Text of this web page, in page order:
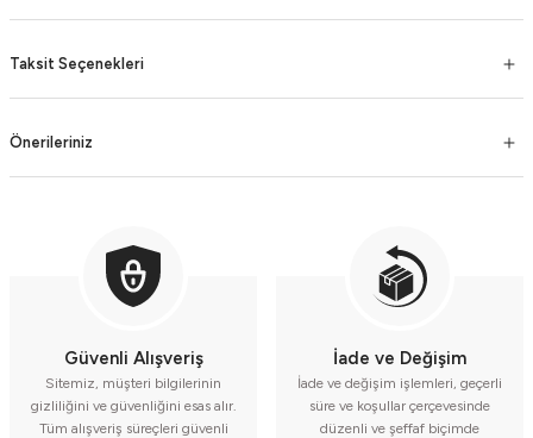
Taksit Seçenekleri
Önerileriniz
Güvenli Alışveriş
Sitemiz, müşteri bilgilerinin
gizliliğini ve güvenliğini esas alır.
Tüm alışveriş süreçleri güvenli
İade ve Değişim
İade ve değişim işlemleri, geçerli
süre ve koşullar çerçevesinde
düzenli ve şeffaf biçimde